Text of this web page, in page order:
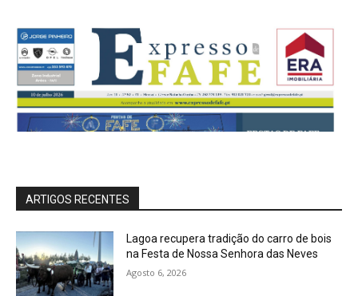
ARTIGOS RECENTES
Lagoa recupera tradição do carro de bois
na Festa de Nossa Senhora das Neves
Agosto 6, 2026